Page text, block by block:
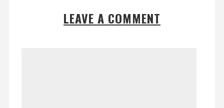
LEAVE A COMMENT